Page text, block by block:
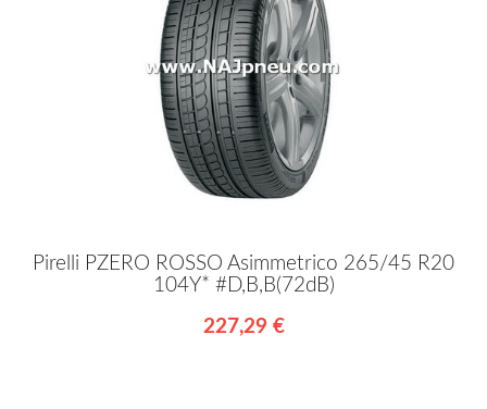
Pirelli PZERO ROSSO Asimmetrico 265/45 R20
104Y* #D,B,B(72dB)
227,29 €